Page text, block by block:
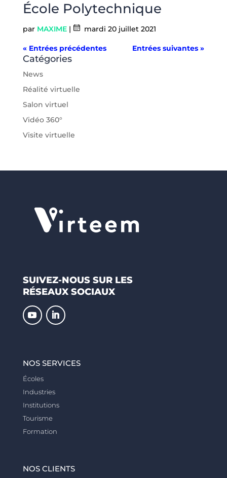
École Polytechnique
par MAXIME| mardi 20 juillet 2021
« Entrées précédentes Entrées suivantes »
Catégories
News
Réalité virtuelle
Salon virtuel
Vidéo 360°
Visite virtuelle
SUIVEZ-NOUS SUR LES
RÉSEAUX SOCIAUX
NOS SERVICES
Écoles
Industries
Institutions
Tourisme
Formation
NOS CLIENTS